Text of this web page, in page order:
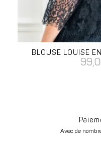
BLOUSE LOUISE
Avec de